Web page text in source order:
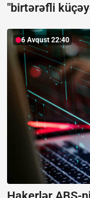
"birtərəfli
6 Avqust 22:40